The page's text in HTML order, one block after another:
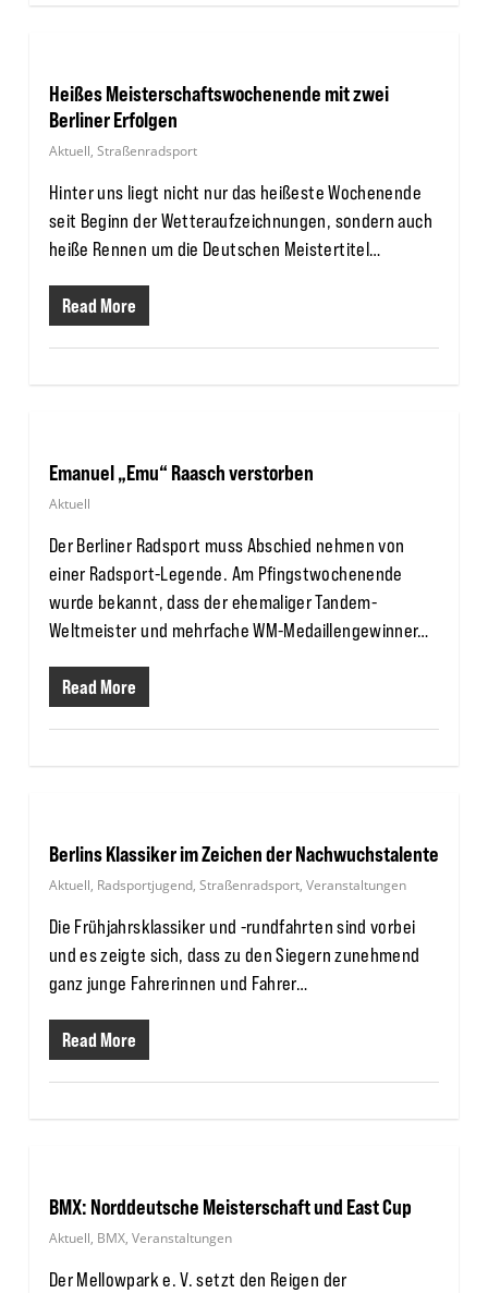
Heißes Meisterschaftswochenende mit zwei
Berliner Erfolgen
Aktuell, Straßenradsport
Hinter uns liegt nicht nur das heißeste Wochenende
seit Beginn der Wetteraufzeichnungen, sondern auch
heiße Rennen um die Deutschen Meistertitel…
Read More
Emanuel „Emu“ Raasch verstorben
Aktuell
Der Berliner Radsport muss Abschied nehmen von
einer Radsport-Legende. Am Pfingstwochenende
wurde bekannt, dass der ehemaliger Tandem-
Weltmeister und mehrfache WM-Medaillengewinner…
Read More
Berlins Klassiker im Zeichen der Nachwuchstalente
Aktuell, Radsportjugend, Straßenradsport, Veranstaltungen
Die Frühjahrsklassiker und -rundfahrten sind vorbei
und es zeigte sich, dass zu den Siegern zunehmend
ganz junge Fahrerinnen und Fahrer…
Read More
BMX: Norddeutsche Meisterschaft und East Cup
Aktuell, BMX, Veranstaltungen
Der Mellowpark e. V. setzt den Reigen der